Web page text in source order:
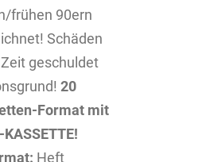
frühen 90ern
Schäden
geschuldet
20
Format mit
Heft